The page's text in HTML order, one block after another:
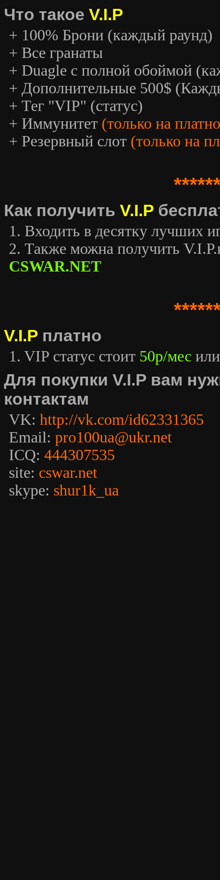
Что такое V.I.P
+ 100% Брони (каждый раунд)
+ Все гранаты
+ Duagle с полной обоймой
+ Дополнительные 500$
+ Тег "VIP" (статус)
+ Иммунитет (только на
+ Резервный слот (только на
Как получить V.I.P
1. Входить в десятку лучших
2. Также можна получить
CSWAR.NET
V.I.P платно
1. VIP статус стоит 50р/мес
Для покупки V.I.P вам
контактам
VK: http://vk.com/id62331365
Email: pro100ua@ukr.net
ICQ: 444307535
site: cswar.net
skype: shur1k_ua